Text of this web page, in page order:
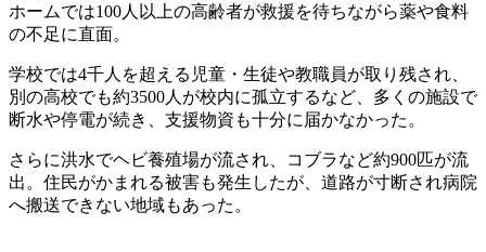
ホームでは100人以上の高齢者が救援を待ちながら薬や食料
の不足に直面。
学校では4千人を超える児童・生徒や教職員が取り残され、
別の高校でも約3500人が校内に孤立するなど、多くの施設で
断水や停電が続き、支援物資も十分に届かなかった。
さらに洪水でヘビ養殖場が流され、コブラなど約900匹が流
出。住民がかまれる被害も発生したが、道路が寸断され病院
へ搬送できない地域もあった。